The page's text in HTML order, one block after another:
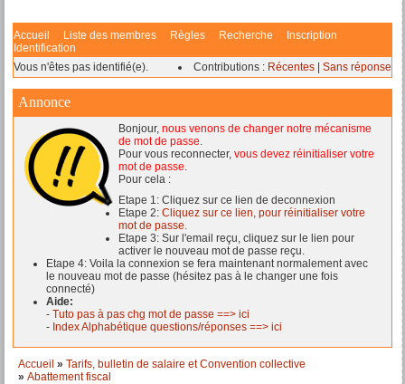
Accueil Liste des membres Règles Recherche
Inscription
Identification
Vous n'êtes pas identifié(e).
Contributions : Récentes Sans réponse
Annonce
Bonjour, nous venons de changer notre mécanisme
de mot de passe.
Pour vous reconnecter, vous devez réinitialiser votre
mot de passe.
Pour cela :
Etape 1: Cliquez sur ce lien de deconnexion
Etape 2: Cliquez sur ce lien, pour réinitialiser votre
mot de passe.
Etape 3: Sur l'email reçu, cliquez sur le lien pour
activer le nouveau mot de passe reçu.
Etape 4: Voila la connexion se fera maintenant normalement avec
le nouveau mot de passe (hésitez pas à le changer une fois
connecté)
Aide:
- Tuto pas à pas chg mot de passe ==> ici
- Index Alphabétique questions/réponses ==> ici
Accueil » Tarifs, bulletin de salaire et Convention collective
» Abattement fiscal